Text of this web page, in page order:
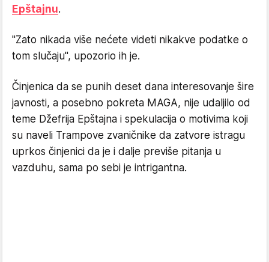
Epštajnu.
"Zato nikada više nećete videti nikakve podatke o
tom slučaju", upozorio ih je.
Činjenica da se punih deset dana interesovanje šire
javnosti, a posebno pokreta MAGA, nije udaljilo od
teme Džefrija Epštajna i spekulacija o motivima koji
su naveli Trampove zvaničnike da zatvore istragu
uprkos činjenici da je i dalje previše pitanja u
vazduhu, sama po sebi je intrigantna.